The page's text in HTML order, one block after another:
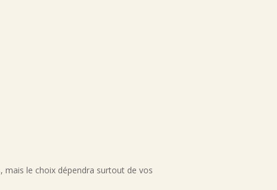
mais le choix dépendra surtout de vos